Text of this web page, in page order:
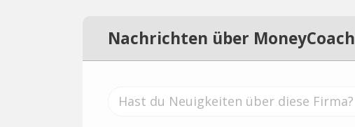
Nachrichten über MoneyCoach